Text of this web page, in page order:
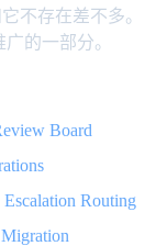
不存在差不多。
的一部分。
Board
Routing